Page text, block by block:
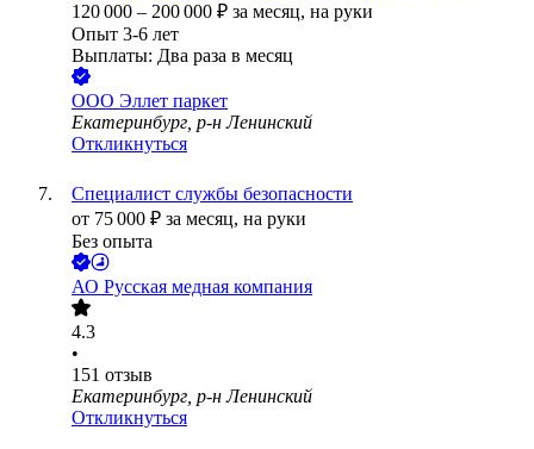
120 000 – 200 000 ₽ за месяц, на руки
Опыт 3-6 лет
Выплаты: Два раза в месяц
ООО Эллет паркет
Екатеринбург, р-н Ленинский
Откликнуться
Специалист службы безопасности
от 75 000 ₽ за месяц, на руки
Без опыта
АО Русская медная компания
4.3
•
151 отзыв
Екатеринбург, р-н Ленинский
Откликнуться